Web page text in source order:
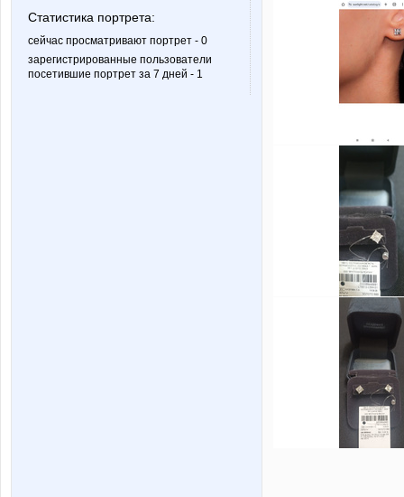
Статистика портрета:
сейчас просматривают портрет - 0
зарегистрированные пользователи
посетившие портрет за 7 дней - 1